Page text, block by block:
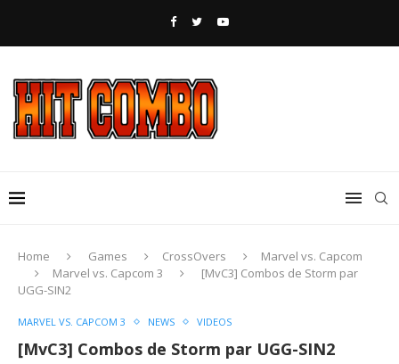
Home Games CrossOvers
Marvel vs. Capcom
Marvel vs. Capcom 3
[MvC3] Combos de Storm par
UGG-SIN2
MARVEL VS. CAPCOM 3 NEWS VIDEOS
[MvC3] Combos de Storm par UGG-SIN2